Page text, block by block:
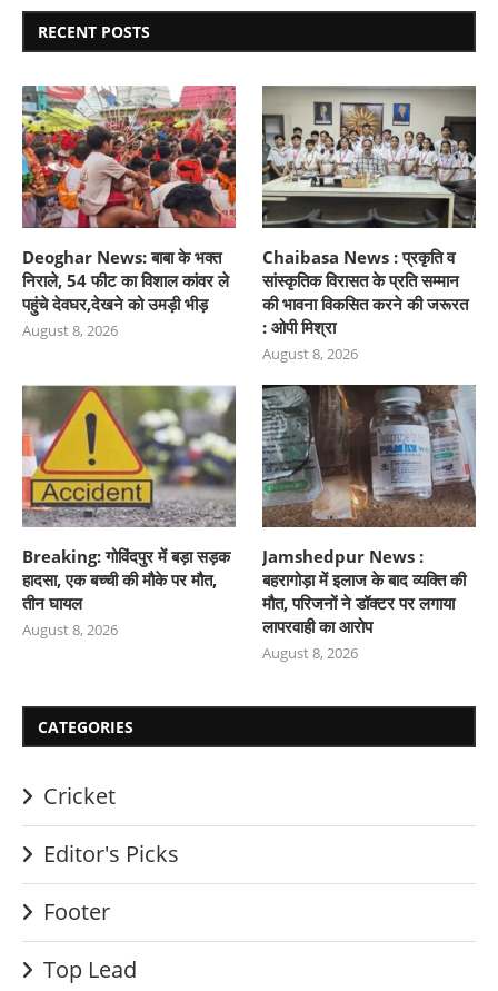
RECENT POSTS
Deoghar News: बाबा के भक्त
निराले, 54 फीट का विशाल कांवर ले
पहुंचे देवघर,देखने को उमड़ी भीड़
August 8, 2026
Chaibasa News : प्रकृति व
सांस्कृतिक विरासत के प्रति सम्मान
की भावना विकसित करने की जरूरत
: ओपी मिश्रा
August 8, 2026
Breaking: गोविंदपुर में बड़ा सड़क
हादसा, एक बच्ची की मौके पर मौत,
तीन घायल
August 8, 2026
Jamshedpur News :
बहरागोड़ा में इलाज के बाद व्यक्ति की
मौत, परिजनों ने डॉक्टर पर लगाया
लापरवाही का आरोप
August 8, 2026
CATEGORIES
Cricket
Editor's Picks
Footer
Top Lead